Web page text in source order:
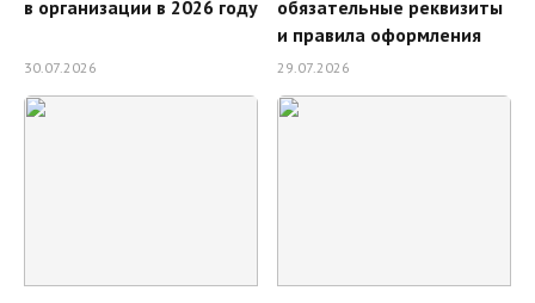
в организации в 2026 году
30.07.2026
обязательные реквизиты
и правила оформления
29.07.2026
данных
Экспертные каналы